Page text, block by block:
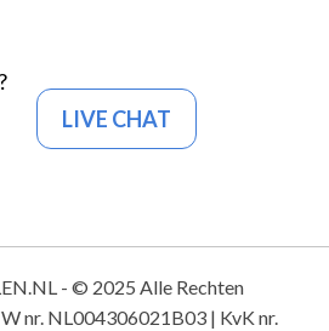
LIVE CHAT
- © 2025 Alle Rechten
nr. NL004306021B03 | KvK nr.